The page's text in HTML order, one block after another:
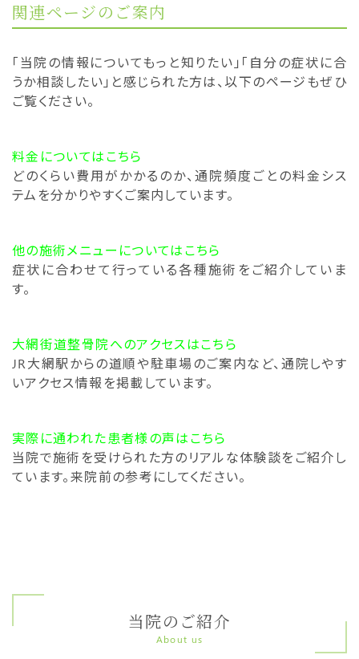
関連ページのご案内
「当院の情報についてもっと知りたい」「自分の症状に合
うか相談したい」と感じられた方は、以下のページもぜひ
ご覧ください。
料金についてはこちら
どのくらい費用がかかるのか、通院頻度ごとの料金シス
テムを分かりやすくご案内しています。
他の施術メニューについてはこちら
症状に合わせて行っている各種施術をご紹介していま
す。
大網街道整骨院へのアクセスはこちら
JR大網駅からの道順や駐車場のご案内など、通院しやす
いアクセス情報を掲載しています。
実際に通われた患者様の声はこちら
当院で施術を受けられた方のリアルな体験談をご紹介し
ています。来院前の参考にしてください。
当院のご紹介
About us